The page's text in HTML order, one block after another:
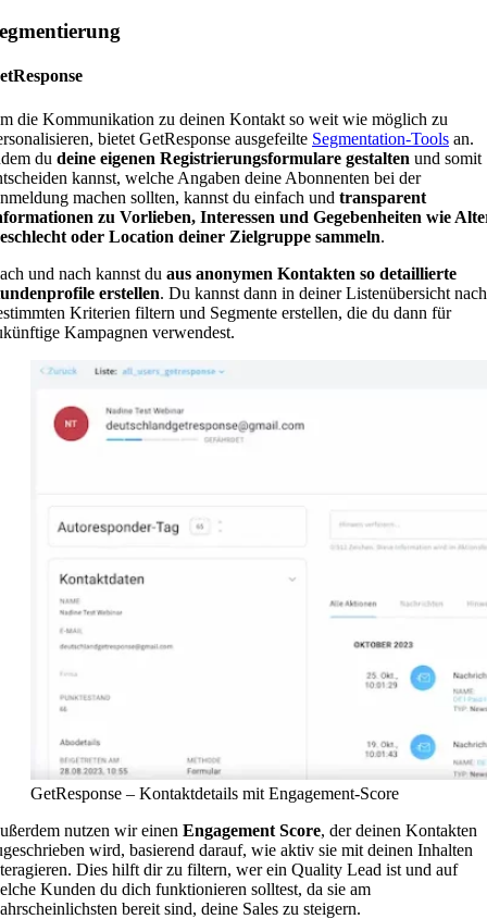
die Kommunikation zu deinen Kontakt so weit wie möglich zu
bietet GetResponse ausgefeilte Segmentation-Tools an.
du deine eigenen Registrierungsformulare gestalten und somit
kannst, welche Angaben deine Abonnenten bei der
machen sollten, kannst du einfach und transparent
zu Vorlieben, Interessen und Gegebenheiten wie
oder Location deiner Zielgruppe sammeln.
und nach kannst du aus anonymen Kontakten so detaillierte
erstellen. Du kannst dann in deiner Listenübersicht nach
Kriterien filtern und Segmente erstellen, die du dann für
Kampagnen verwendest.
GetResponse – Kontaktdetails mit Engagement-Score
nutzen wir einen Engagement Score, der deinen Kontakten
wird, basierend darauf, wie aktiv sie mit deinen Inhalten
Dies hilft dir zu filtern, wer ein Quality Lead ist und auf
Kunden du dich funktionieren solltest, da sie am
bereit sind, deine Sales zu steigern.